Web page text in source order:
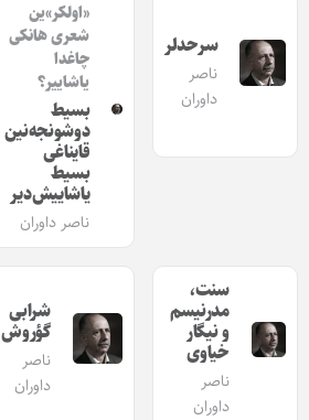
سرحدلر
ناصر
داوران
«اولکر»ین
شعری هانکی
چاغدا
یاشاییر؟
بسیط
دوشونجه‌نین
قایناغی
بسیط
یاشاییش‌دیر
ناصر داوران
سنت،
مدرنیسم
و نیگار
خیاوی
ناصر
داوران
شرابی
گؤروش
ناصر
داوران